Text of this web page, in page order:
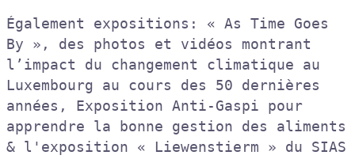
Également expositions: « As Time Goes
By », des photos et vidéos montrant
l’impact du changement climatique au
Luxembourg au cours des 50 dernières
années, Exposition Anti-Gaspi pour
apprendre la bonne gestion des aliments
& l'exposition « Liewenstierm » du SIAS